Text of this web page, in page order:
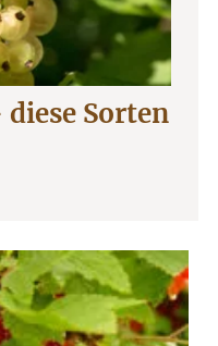
Sorten